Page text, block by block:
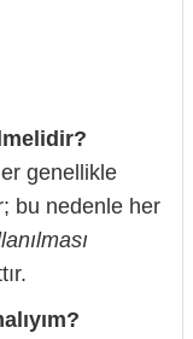
genellikle
bu nedenle her